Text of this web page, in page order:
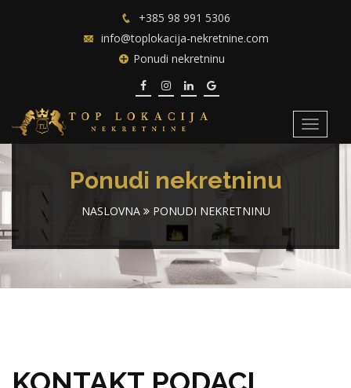
+385 98 991 5306
info@toplokacija-nekretnine.com
Ponudi nekretninu
Toggle
Ponudi nekretninu
NASLOVNA PONUDI NEKRETNINU